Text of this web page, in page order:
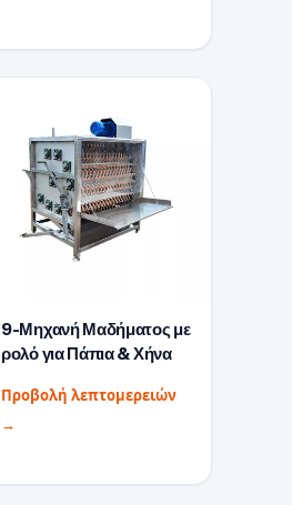
9-Μηχανή Μαδήματος με
ρολό για Πάπια & Χήνα
Προβολή λεπτομερειών
→